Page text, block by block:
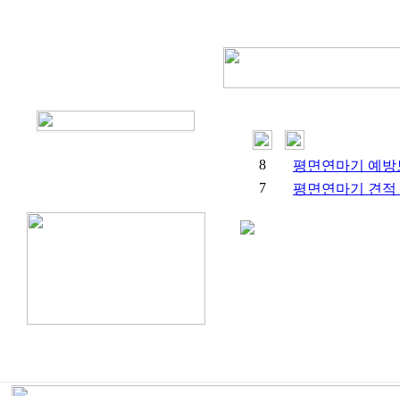
8
평면연마기 예방
7
평면연마기 견